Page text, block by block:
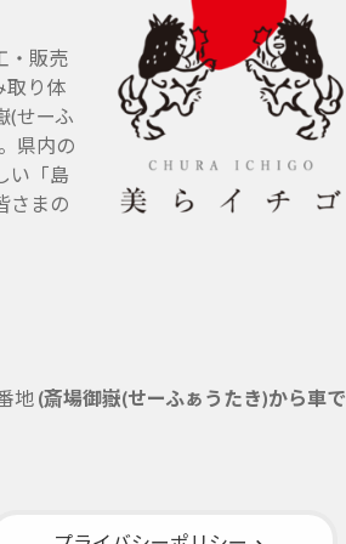
・販売
取り体
(せーふ
県内の
い「島
さまの
地 (斎場御嶽(せーふぁうたき)から車で